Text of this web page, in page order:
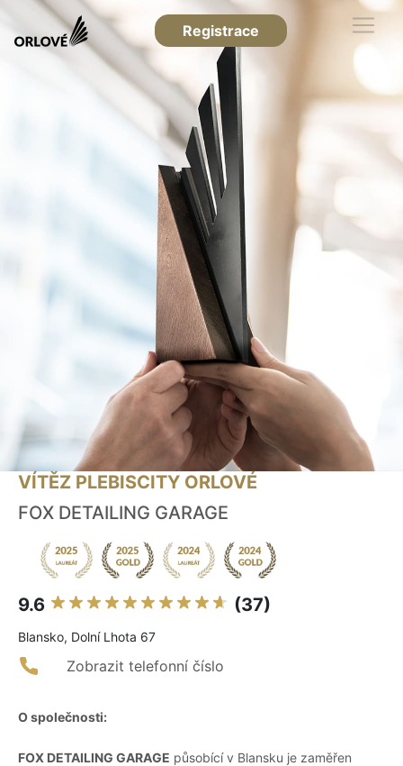
Registrace
VÍTĚZ PLEBISCITY ORLOVÉ
FOX DETAILING GARAGE
9.6 (37)
Blansko, Dolní Lhota 67
Zobrazit telefonní číslo
O společnosti:
FOX DETAILING GARAGE působící v Blansku je zaměřen